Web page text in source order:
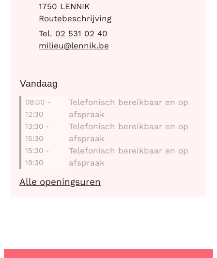
,1750 LENNIK
Routebeschrijving
02 531 02 40
E-mailmilieu@lennik.be
Vandaag
08:30 -
12:30
Telefonisch bereikbaar en op
afspraak
13:30 -
15:30
Telefonisch bereikbaar en op
afspraak
15:30 -
19:30
Telefonisch bereikbaar en op
afspraak
Alle openingsuren